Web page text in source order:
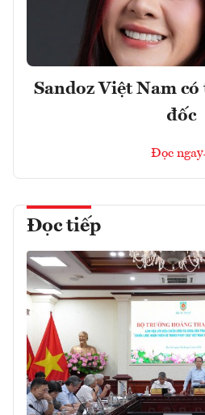
Sandoz Việt Nam
đốc
Đọc ngay
Đọc tiếp